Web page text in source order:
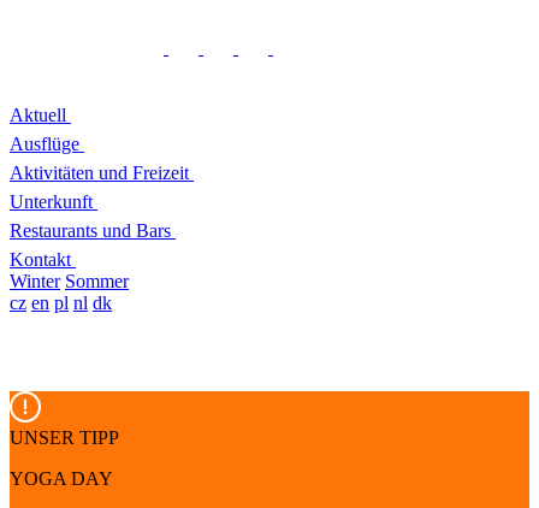
Aktuell
Ausflüge
Aktivitäten und Freizeit
Unterkunft
Restaurants und Bars
Kontakt
Winter Sommer
cz en pl nl dk
UNSER TIPP
YOGA DAY